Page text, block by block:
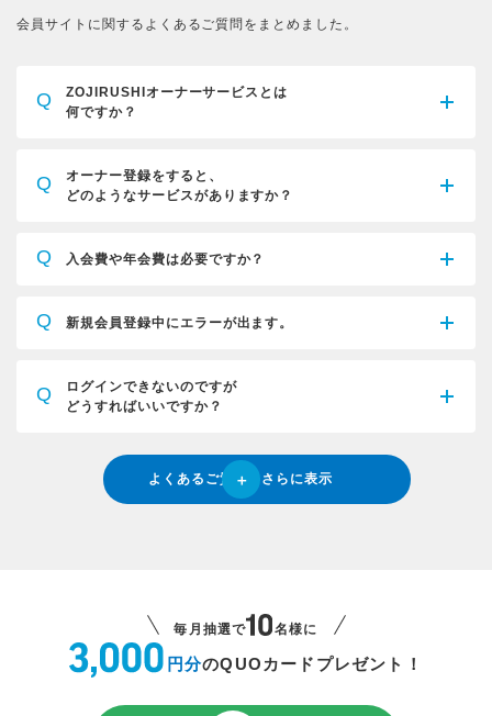
会員サイトに関するよくあるご質問をまとめました。
Q
ZOJIRUSHIオーナーサービスとは
何ですか？
Q
オーナー登録をすると、
どのようなサービスがありますか？
Q 入会費や年会費は必要ですか？
Q 新規会員登録中にエラーが出ます。
Q
ログインできないのですが
どうすればいいですか？
よくあるご質問をさらに表示
毎月抽選で 名様に
円分のQUOカードプレゼント！